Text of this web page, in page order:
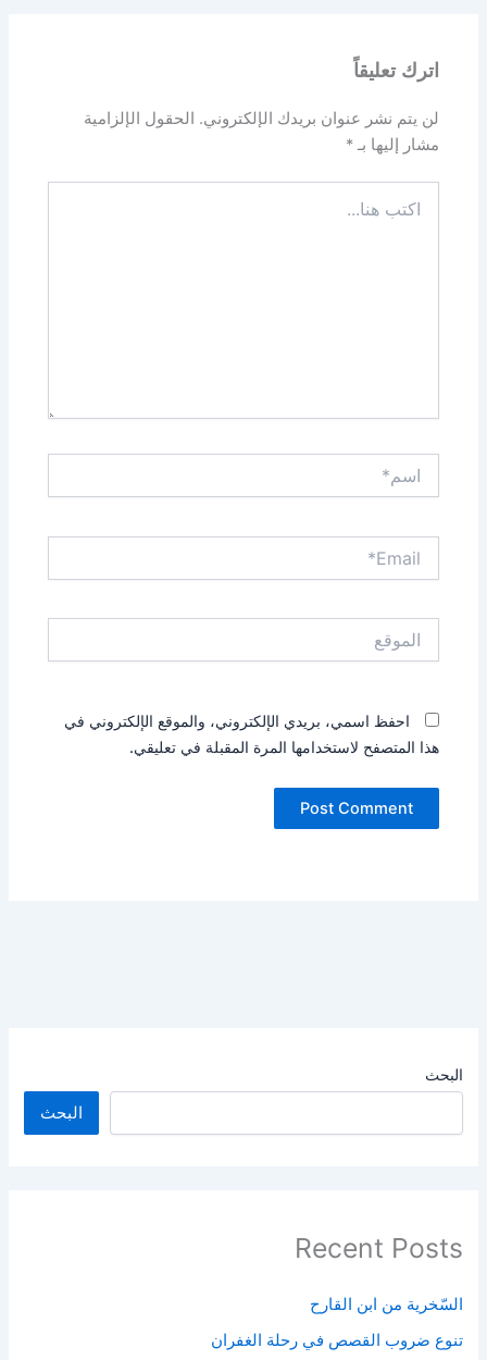
البحث
البحث
Recent Posts
السّخرية من ابن القارح
تنوع ضروب القصص في رحلة الغفران
اترك تعليقاً
لن يتم نشر عنوان بريدك الإلكتروني.
الحقول الإلزامية
مشار إليها بـ*
هنا...
احفظ اسمي، بريدي الإلكتروني، والموقع الإلكتروني في
هذا المتصفح لاستخدامها المرة المقبلة في تعليقي.